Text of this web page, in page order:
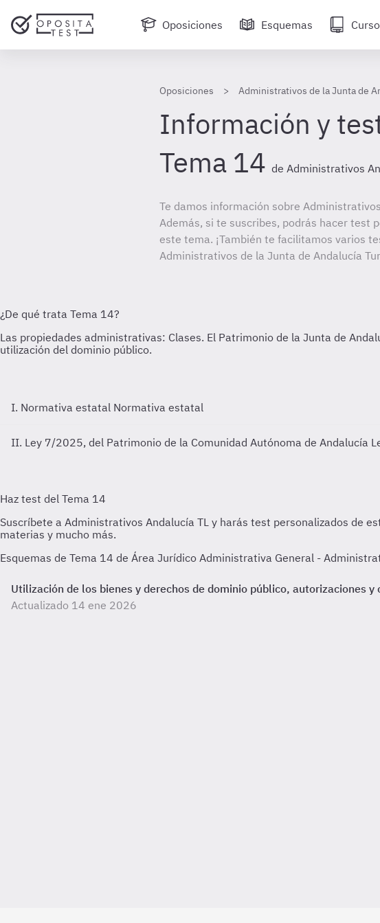
Oposiciones Esquemas
Oposiciones Administrativos de la Junta de
Información y
Tema 14 de Administrativos
Te damos información sobre
Además, si te suscribes, podrás hacer test
este tema. ¡También te facilitamos varios
Administrativos de la Junta de Andalucía
I. Normativa estatal Normativa estatal
II. Ley 7/2025, del Patrimonio de la Comunidad Autónoma de Andalucía
Esquemas de Tema 14 de Área Jurídico Administrativa General -
Utilización de los bienes y derechos de dominio público, autorizaciones y
Actualizado 14 ene 2026